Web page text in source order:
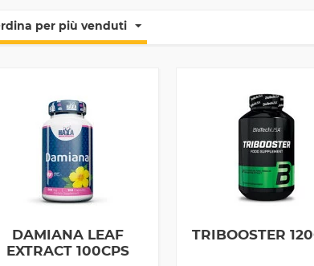
per più venduti
DAMIANA LEAF
EXTRACT 100CPS
TRIBOOSTER